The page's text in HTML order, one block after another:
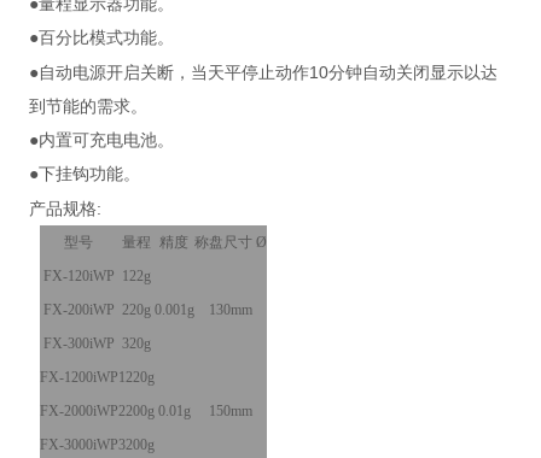
●量程显示器功能。
●百分比模式功能。
●自动电源开启关断，当天平停止动作10分钟自动关闭显示以达
到节能的需求。
●内置可充电电池。
●下挂钩功能。
产品规格:
型号 量程 精度 称盘尺寸 Ø
FX-120iWP 122g
0.001g
130mm
FX-200iWP 220g
FX-300iWP 320g
FX-1200iWP1220g
0.01g
150mm
FX-2000iWP2200g
FX-3000iWP3200g